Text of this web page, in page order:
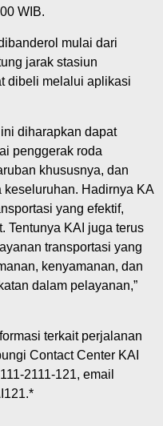
WIB.
mulai dari
jarak stasiun
dibeli melalui aplikasi
diharapkan dapat
penggerak roda
khususnya, dan
Hadirnya KA
yang efektif,
Tentunya KAI juga terus
transportasi yang
kenyamanan, dan
dalam pelayanan,”
terkait perjalanan
Contact Center KAI
2111-121, email